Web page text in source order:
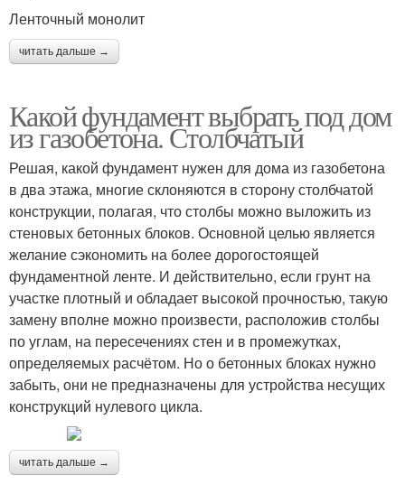
Ленточный монолит
читать дальше →
Какой фундамент выбрать под дом
из газобетона. Столбчатый
Решая, какой фундамент нужен для дома из газобетона
в два этажа, многие склоняются в сторону столбчатой
конструкции, полагая, что столбы можно выложить из
стеновых бетонных блоков. Основной целью является
желание сэкономить на более дорогостоящей
фундаментной ленте. И действительно, если грунт на
участке плотный и обладает высокой прочностью, такую
замену вполне можно произвести, расположив столбы
по углам, на пересечениях стен и в промежутках,
определяемых расчётом. Но о бетонных блоках нужно
забыть, они не предназначены для устройства несущих
конструкций нулевого цикла.
читать дальше →